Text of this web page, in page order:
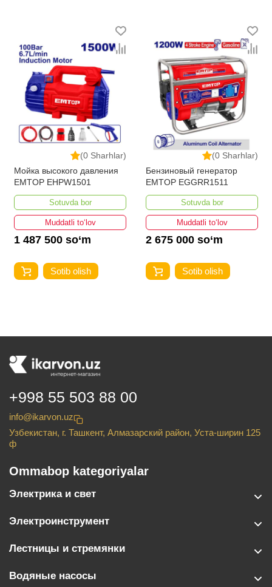
(0 Sharhlar)
Мойка высокого давления
EMTOP EHPW1501
Sotuvda bor
Muddatli to‘lov
1 487 500 so‘m
Sotib olish
(0 Sharhlar)
Бензиновый генератор
EMTOP EGGRR1511
Sotuvda bor
Muddatli to‘lov
2 675 000 so‘m
Sotib olish
+998 55 503 88 00
info@ikarvon.uz
Узбекистан, г. Ташкент, Алмазарский район, Уста-ширин 125
ф
Ommabop kategoriyalar
Электрика и свет
Электроинструмент
Лестницы и стремянки
Водяные насосы